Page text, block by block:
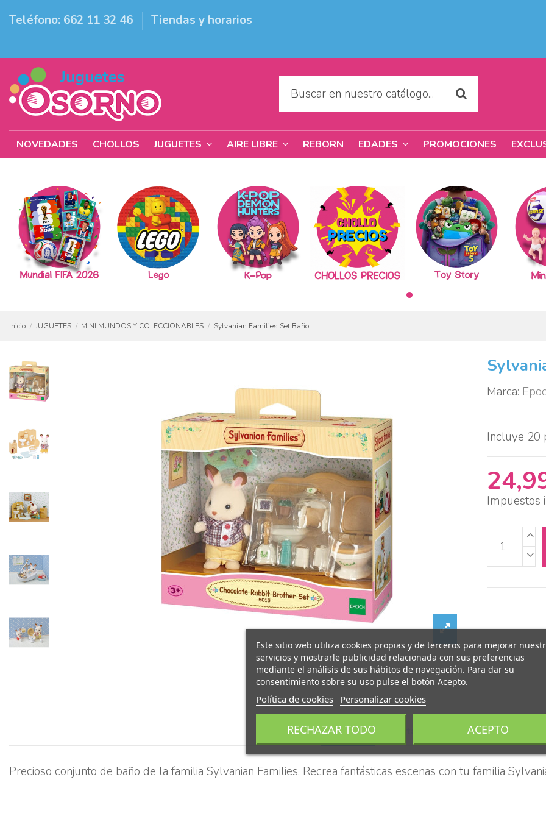
Teléfono: 662 11 32 46 Tiendas y horarios
NOVEDADES CHOLLOS JUGUETES AIRE LIBRE REBORN EDADES PROMOCIONES
Inicio JUGUETES MINI MUNDOS Y COLECCIONABLES Sylvanian Families Set Baño
Marca:
Incluye 20
Impuestos
Descripción Detalles del producto
Precioso conjunto de baño de la familia Sylvanian Families. Recrea fantásticas escenas con tu familia
Este sitio web utiliza cookies propias y de terceros para mejorar
servicios y mostrarle publicidad relacionada con sus preferencias
mediante el análisis de sus hábitos de navegación. Para dar su
consentimiento sobre su uso pulse el botón Acepto.
Política de cookies Personalizar cookies
RECHAZAR TODO ACEPTO